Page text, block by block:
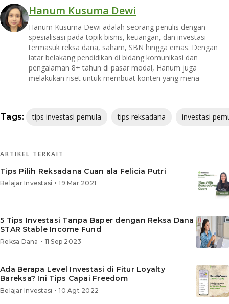
Hanum Kusuma Dewi
Hanum Kusuma Dewi adalah seorang penulis dengan
spesialisasi pada topik bisnis, keuangan, dan investasi
termasuk reksa dana, saham, SBN hingga emas. Dengan
latar belakang pendidikan di bidang komunikasi dan
pengalaman 8+ tahun di pasar modal, Hanum juga
melakukan riset untuk membuat konten yang mena
Tags: tips investasi pemula tips reksadana investasi
ARTIKEL TERKAIT
Tips Pilih Reksadana Cuan ala Felicia Putri
Belajar Investasi • 19 Mar 2021
5 Tips Investasi Tanpa Baper dengan Reksa Dana
STAR Stable Income Fund
Reksa Dana • 11 Sep 2023
Ada Berapa Level Investasi di Fitur Loyalty
Bareksa? Ini Tips Capai Freedom
Belajar Investasi • 10 Agt 2022